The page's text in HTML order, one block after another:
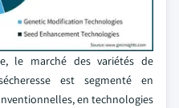
le marché des variétés de
est segmenté en
en technologies